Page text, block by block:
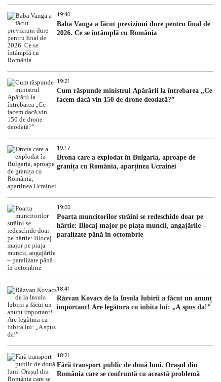
19:40
Baba Vanga a făcut previziuni dure pentru final de
2026. Ce se întâmplă cu România
19:21
Cum răspunde ministrul Apărării la întrebarea „Ce
facem dacă vin 150 de drone deodată?”
19:17
Drona care a explodat în Bulgaria, aproape de
granița cu România, aparținea Ucrainei
19:00
Poarta muncitorilor străini se redeschide doar pe
hârtie: Blocaj major pe piața muncii, angajările –
paralizate până în octombrie
18:41
Răzvan Kovacs de la Insula Iubirii a făcut un anunț
important! Are legătura cu iubita lui: „A spus da!”
18:21
Fără transport public de două luni. Orașul din
România care se confruntă cu această problemă